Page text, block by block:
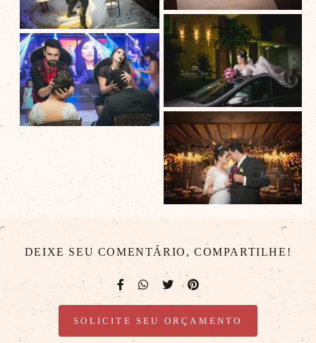
DEIXE SEU COMENTÁRIO, COMPARTILHE!
SOLICITE SEU ORÇAMENTO